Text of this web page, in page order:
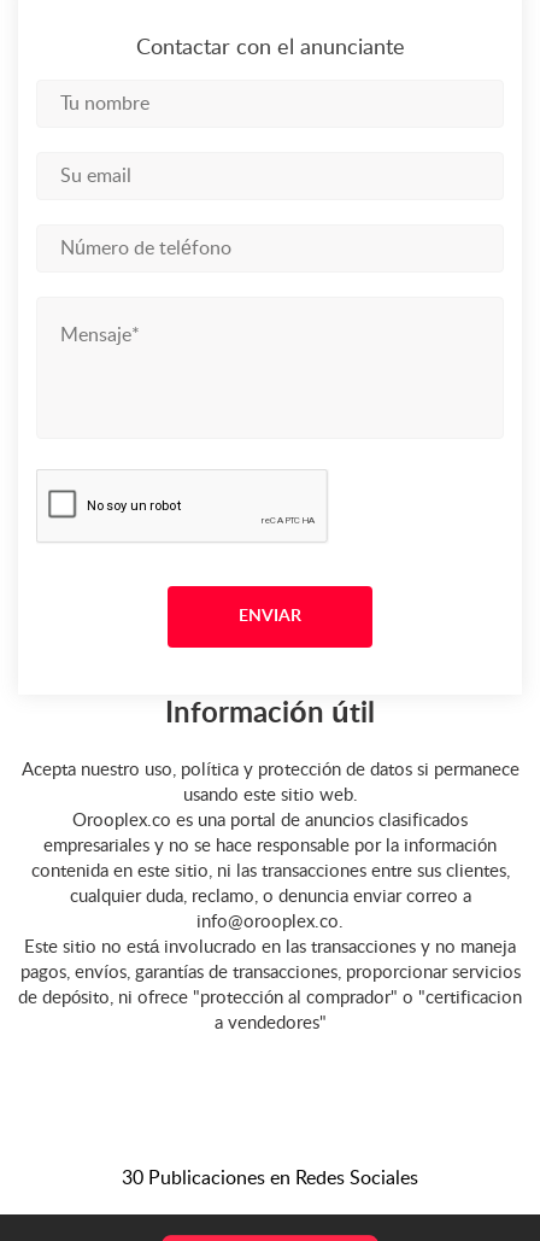
Contactar con el anunciante
Información útil
Acepta nuestro uso, política y protección de datos si permanece
usando este sitio web.
Orooplex.co es una portal de anuncios clasificados
empresariales y no se hace responsable por la información
contenida en este sitio, ni las transacciones entre sus clientes,
cualquier duda, reclamo, o denuncia enviar correo a
info@orooplex.co.
Este sitio no está involucrado en las transacciones y no maneja
pagos, envíos, garantías de transacciones, proporcionar servicios
de depósito, ni ofrece "protección al comprador" o "certificacion
a vendedores"
30 Publicaciones en Redes Sociales